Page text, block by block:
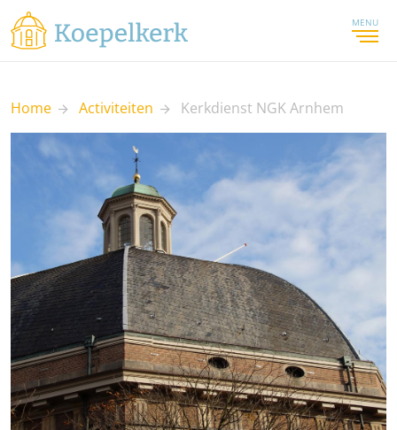
MENU
Home Activiteiten Kerkdienst NGK Arnhem